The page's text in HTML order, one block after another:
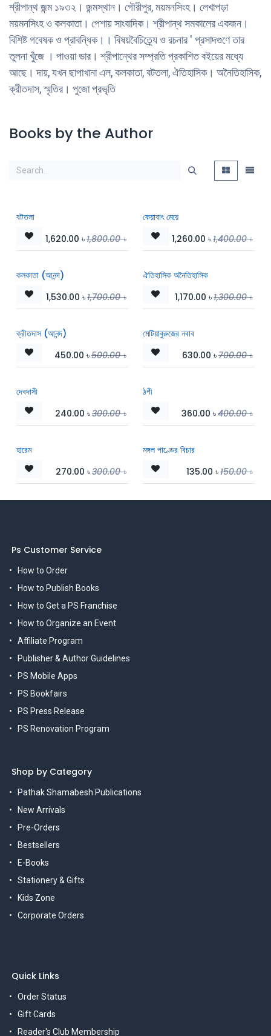
শ্রীপান্থ জন্ম ১৯৩২। জন্মস্থান। গৌরীপুর, ময়মনসিংহ। লেখাপড়া
ময়মনসিংহ ও কলকাতা। পেশায় সাংবাদিক। শ্রীপান্থ সমকালের একজন।
বিশিষ্ট গবেষক ও প্রাবন্ধিক।। বিষয়বৈচিত্র্যে ও রচনার ' প্রসাদগুণে তার
তুলনা খুঁজে । পাওয়া ভার। শ্রীপান্থের সম্প্রতি প্রকাশিত বইয়ের মধ্যে
আছে। দায়, যখন ছাপাখানা এল, কলকাতা, বটতলা, ঐতিহাসিক। অনৈতিহাসিক,
ক্রীতদাস, স্মৃতির। পুজো প্রভৃতি
Books by the Author
বটতলা
1,620.00 ৳1,800.00৳
কেয়াবাৎ মেয়ে
1,260.00 ৳1,400.00৳
কলকাতা (আনন্দ)
1,530.00 ৳1,700.00৳
ঐতিহাসিক অনৈতিহাসিক
1,170.00 ৳1,300.00৳
ক্রীতদাস (আনন্দ)
450.00 ৳500.00৳
মেটিয়াবুরুজের নবাব
630.00 ৳700.00৳
দেবদাসী
240.00 ৳300.00৳
ঠগী
360.00 ৳400.00৳
হারেম
270.00 ৳300.00৳
মঙ্গল পাণ্ডের বিচার
135.00 ৳150.00৳
Ps Customer Service
How to Order
How to Publish Books
How to Get a PS Franchise
How to Organize an Event
Affiliate Program
Publisher & Author Guidelines
PS Mobile Apps
PS Bookfairs
PS Press Release
PS Renovation Program
Shop by Category
Pathak Shamabesh Publications
New Arrivals
Pre-Orders
Bestsellers
E-Books
Stationery & Gifts
Kids Zone
Corporate Orders
Quick Links
Order Status
Gift Cards
Reader's Club Membership